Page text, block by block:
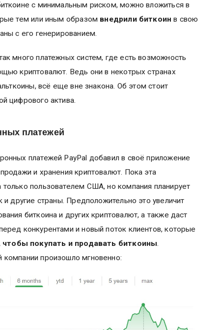
с минимальным риском, можно вложиться в
тем или иным образом внедрили биткоин в свою
с его генерированием.
много платежных систем, где есть возможность
криптовалют. Ведь они в некотрых странах
всё еще вне знакона. Об этом стоит
цифрового актива.
платежей
платежей PayPal добавил в своё приложение
и хранения криптовалют. Пока эта
пользователем США, но компания планирует
и другие страны. Предположительно это увеличит
биткоина и других криптовалют, а также даст
конкурентами и новый поток клиентов, которые
чтобы покупать и продавать биткоины.
произошло мгновенно: